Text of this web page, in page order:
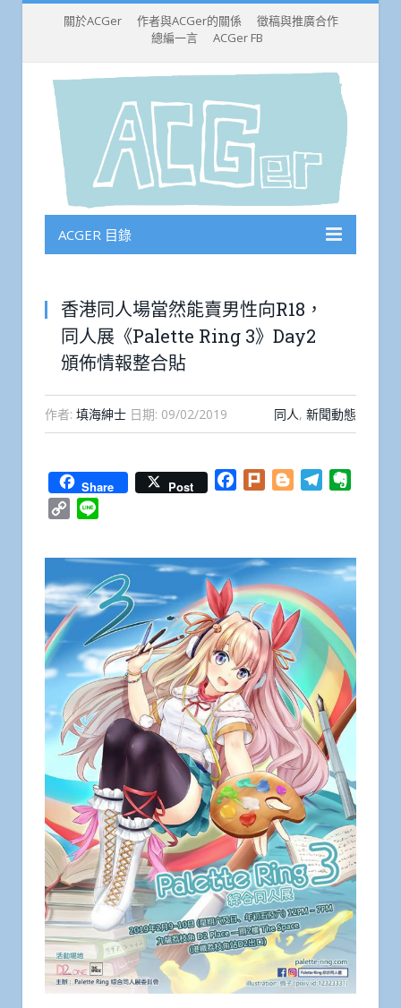
關於ACGer 作者與ACGer的關係
徵稿與推廣合作
總編一言
ACGer FB
ACGER 目錄
香港同人場當然能賣男性向R18，
同人展《Palette Ring 3》Day2
頒佈情報整合貼
作者: 填海紳士 日期: 09/02/2019 同人, 新聞動態
Share Post Facebook
Plurk BloggerTelegram
Copy